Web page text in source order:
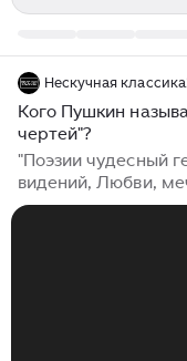
Нескучная классика
Кого Пушкин
чертей"?
"Поэзии чудесный гений, Певец
видений, Любви,
верный житель И